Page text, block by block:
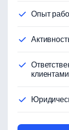
Опыт
клиентами